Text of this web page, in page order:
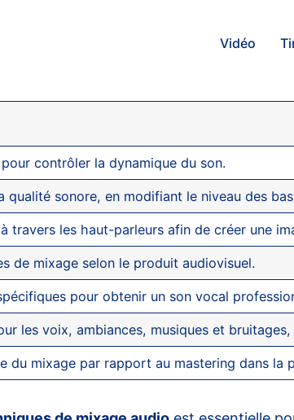
Vidéo
contrôler la dynamique du son.
sonore, en modifiant le niveau des
travers les haut-parleurs afin de créer une
de mixage selon le produit audiovisuel.
pour obtenir un son vocal
les voix, ambiances, musiques et
du mixage par rapport au mastering dans la